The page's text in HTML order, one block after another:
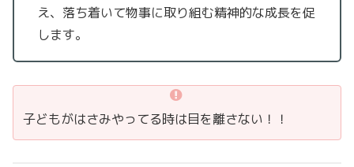
え、落ち着いて物事に取り組む精神的な成長を促
します。
子どもがはさみやってる時は目を離さない！！